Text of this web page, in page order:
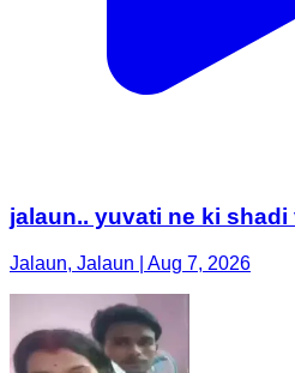
jalaun.. yuvati ne ki shadi
Jalaun, Jalaun | Aug 7, 2026